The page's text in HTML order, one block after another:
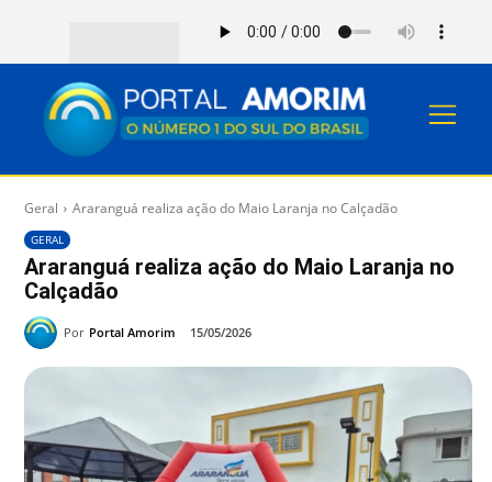
Geral Araranguá realiza ação do Maio Laranja no Calçadão
GERAL
Araranguá realiza ação do Maio Laranja no
Calçadão
Por Portal Amorim 15/05/2026